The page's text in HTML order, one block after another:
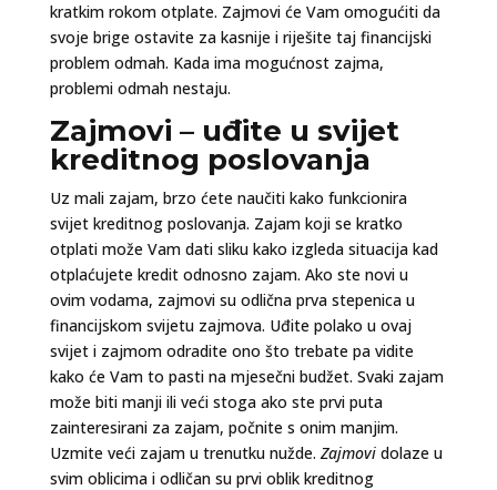
kratkim rokom otplate. Zajmovi će Vam omogućiti da
svoje brige ostavite za kasnije i riješite taj financijski
problem odmah. Kada ima mogućnost zajma,
problemi odmah nestaju.
Zajmovi – uđite u svijet
kreditnog poslovanja
Uz mali zajam, brzo ćete naučiti kako funkcionira
svijet kreditnog poslovanja. Zajam koji se kratko
otplati može Vam dati sliku kako izgleda situacija kad
otplaćujete kredit odnosno zajam. Ako ste novi u
ovim vodama, zajmovi su odlična prva stepenica u
financijskom svijetu zajmova. Uđite polako u ovaj
svijet i zajmom odradite ono što trebate pa vidite
kako će Vam to pasti na mjesečni budžet. Svaki zajam
može biti manji ili veći stoga ako ste prvi puta
zainteresirani za zajam, počnite s onim manjim.
Uzmite veći zajam u trenutku nužde.Zajmovidolaze u
svim oblicima i odličan su prvi oblik kreditnog